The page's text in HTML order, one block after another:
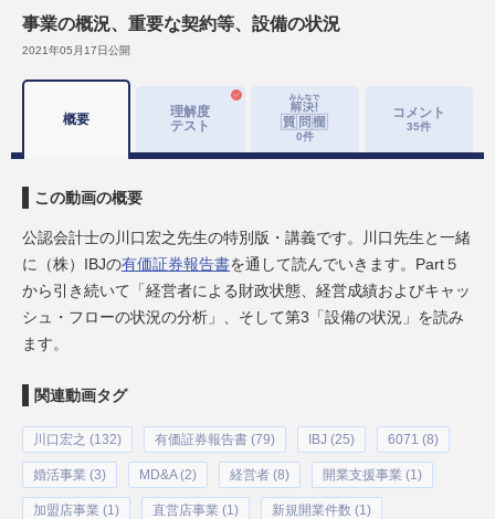
事業の概況、重要な契約等、設備の状況
2021年05月17日公開
概要
理解度
テスト
0件
コメント
35件
この動画の概要
公認会計士の川口宏之先生の特別版・講義です。川口先生と一緒
に（株）IBJの有価証券報告書を通して読んでいきます。Part５
から引き続いて「経営者による財政状態、経営成績およびキャッ
シュ・フローの状況の分析」、そして第3「設備の状況」を読み
ます。
関連動画タグ
川口宏之 (132) 有価証券報告書 (79) IBJ (25) 6071 (8)
婚活事業 (3) MD&A (2) 経営者 (8) 開業支援事業 (1)
加盟店事業 (1) 直営店事業 (1) 新規開業件数 (1)